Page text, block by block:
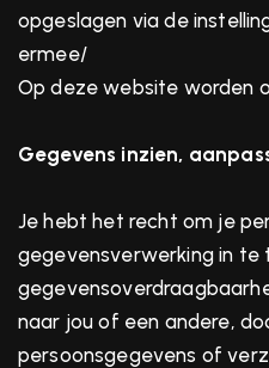
opgeslagen via de
ermee/
Op deze website worden
Gegevens inzien,
Je hebt het recht om je
gegevensverwerking in te
naar jou of een andere,
persoonsgegevens of